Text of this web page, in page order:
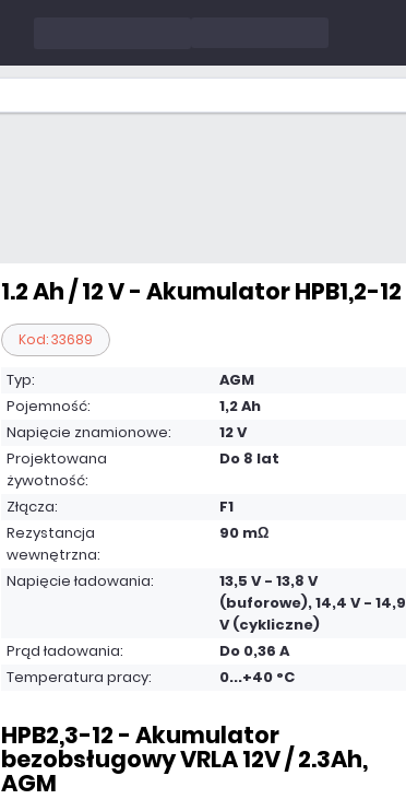
1.2 Ah / 12 V - Akumulator HPB1,2-12
Kod: 33689
Typ:
AGM
Pojemność:
1,2 Ah
Napięcie znamionowe:
12 V
Projektowana
żywotność:
Do 8 lat
Złącza:
F1
Rezystancja
wewnętrzna:
90 mΩ
Napięcie ładowania:
13,5 V - 13,8 V
(buforowe), 14,4 V - 14,9
V (cykliczne)
Prąd ładowania:
Do 0,36 A
Temperatura pracy:
0...+40 °C
HPB2,3-12 - Akumulator
bezobsługowy VRLA 12V / 2.3Ah,
AGM